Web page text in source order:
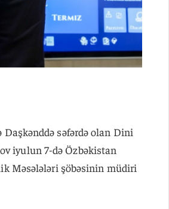
səfərdə olan Dini
iyulun 7-də Özbəkistan
Məsələləri şöbəsinin müdiri